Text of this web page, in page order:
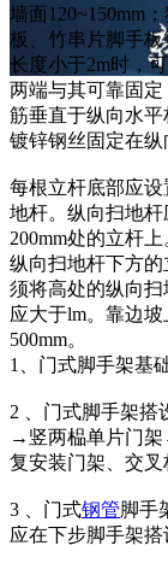
墙面120~150mm
板、竹串片脚手
长度小于2m时，
两端与其可靠固
筋垂直于纵向水
镀锌钢丝固定在纵
每根立杆底部应
地杆。纵向扫地
200mm处的立杆
纵向扫地杆下方
须将高处的纵向
应大于lm。靠边
500mm。
1、门式脚手架基
2 、门式脚手架
→竖两榀单片门
复安装门架、交叉
3 、门式钢管脚手
应在下步脚手架搭